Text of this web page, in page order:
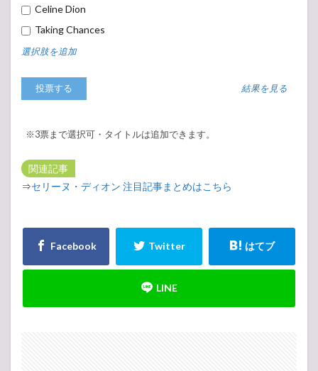
Celine Dion
Taking Chances
選択肢を追加
結果を見る
※3票まで選択可・タイトルは追加できます。
関連記事
⇒セリーヌ・ディオン 注目記事まとめはこちら